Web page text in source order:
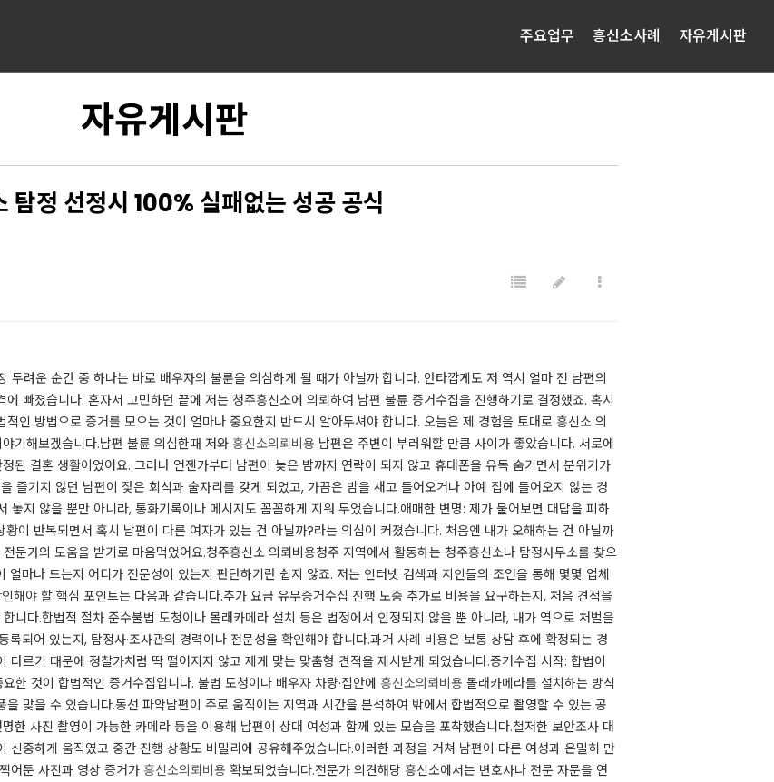
주요업무 흥신소사례 자유게시판
자유게시판
탐정 선정시 100% 실패없는 성공 공식
두려운 순간 중 하나는 바로 배우자의 불륜을 의심하게 될 때가 아닐까 합니다. 안타깝게도 저 역시 얼마 전 남편의
빠졌습니다. 혼자서 고민하던 끝에 저는 청주흥신소에 의뢰하여 남편 불륜 증거수집을 진행하기로 결정했죠. 혹시
인 방법으로 증거를 모으는 것이 얼마나 중요한지 반드시 알아두셔야 합니다. 오늘은 제 경험을 토대로 흥신소 의
기해보겠습니다.남편 불륜 의심한때 저와 흥신소의뢰비용 남편은 주변이 부러워할 만큼 사이가 좋았습니다. 서로에
된 결혼 생활이었어요. 그러나 언젠가부터 남편이 늦은 밤까지 연락이 되지 않고 휴대폰을 유독 숨기면서 분위기가
즐기지 않던 남편이 잦은 회식과 술자리를 갖게 되었고, 가끔은 밤을 새고 들어오거나 아예 집에 들어오지 않는 경
놓지 않을 뿐만 아니라, 통화기록이나 메시지도 꼼꼼하게 지워 두었습니다.애매한 변명: 제가 물어보면 대답을 피하
황이 반복되면서 혹시 남편이 다른 여자가 있는 건 아닐까?라는 의심이 커졌습니다. 처음엔 내가 오해하는 건 아닐까
문가의 도움을 받기로 마음먹었어요.청주흥신소 의뢰비용청주 지역에서 활동하는 청주흥신소나 탐정사무소를 찾으
얼마나 드는지 어디가 전문성이 있는지 판단하기란 쉽지 않죠. 저는 인터넷 검색과 지인들의 조언을 통해 몇몇 업체
해야 할 핵심 포인트는 다음과 같습니다.추가 요금 유무증거수집 진행 도중 추가로 비용을 요구하는지, 처음 견적을
니다.합법적 절차 준수불법 도청이나 몰래카메라 설치 등은 법정에서 인정되지 않을 뿐 아니라, 내가 역으로 처벌을
되어 있는지, 탐정사·조사관의 경력이나 전문성을 확인해야 합니다.과거 사례 비용은 보통 상담 후에 확정되는 경
다르기 때문에 정찰가처럼 딱 떨어지지 않고 제게 맞는 맞춤형 견적을 제시받게 되었습니다.증거수집 시작: 합법이
한 것이 합법적인 증거수집입니다. 불법 도청이나 배우자 차량·집안에 흥신소의뢰비용 몰래카메라를 설치하는 방식
맞을 수 있습니다.​동선 파악남편이 주로 움직이는 지역과 시간을 분석하여 밖에서 합법적으로 촬영할 수 있는 공
한 사진 촬영이 가능한 카메라 등을 이용해 남편이 상대 여성과 함께 있는 모습을 포착했습니다.철저한 보안조사 대
신중하게 움직였고 중간 진행 상황도 비밀리에 공유해주었습니다.이러한 과정을 거쳐 남편이 다른 여성과 은밀히 만
어둔 사진과 영상 증거가 흥신소의뢰비용 확보되었습니다.​전문가 의견해당 흥신소에서는 변호사나 전문 자문을 연